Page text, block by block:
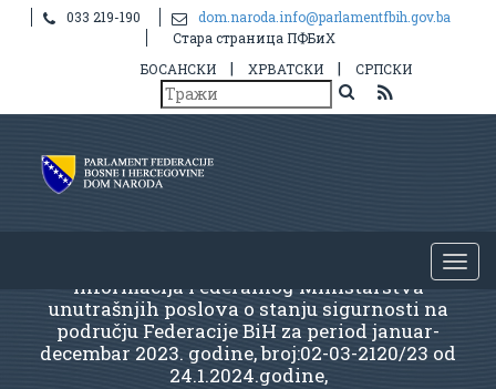
033 219-190
dom.naroda.info@parlamentfbih.gov.ba
Стара страница ПФБиХ
БОСАНСКИ
| ХРВАТСКИ | СРПСКИ
Informacija Federalnog Ministarstva
unutrašnjih poslova o stanju sigurnosti na
području Federacije BiH za period januar-
decembar 2023. godine, broj:02-03-2120/23 od
24.1.2024.godine,